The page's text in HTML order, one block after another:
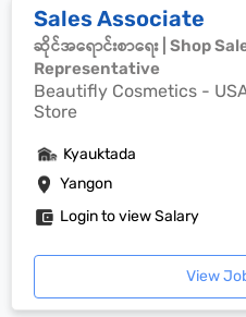
Sales Associate
ဆိုင်အရောင်းစာရေး | Shop
Representative
Beautifly Cosmetics -
Store
Yangon
Kyauktada
Login to view Salary
View